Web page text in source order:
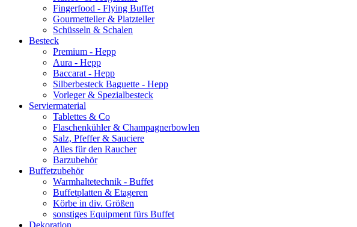
Fingerfood - Flying Buffet
Gourmetteller & Platzteller
Schüsseln & Schalen
Besteck
Premium - Hepp
Aura - Hepp
Baccarat - Hepp
Silberbesteck Baguette - Hepp
Vorleger & Spezialbesteck
Serviermaterial
Tablettes & Co
Flaschenkühler & Champagnerbowlen
Salz, Pfeffer & Sauciere
Alles für den Raucher
Barzubehör
Buffetzubehör
Warmhaltetechnik - Buffet
Buffetplatten & Etageren
Körbe in div. Größen
sonstiges Equipment fürs Buffet